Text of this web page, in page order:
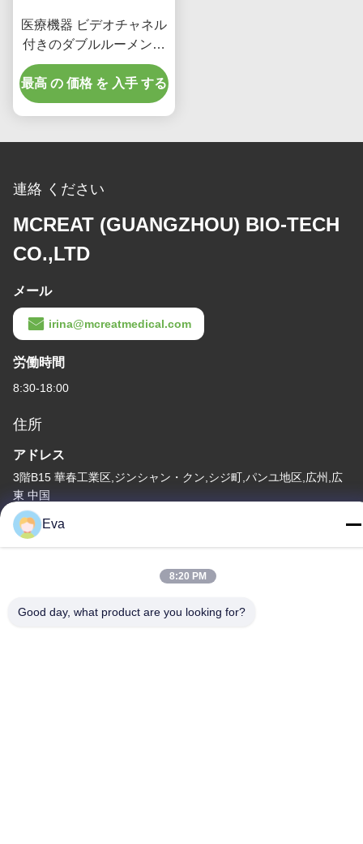
医療機器 ビデオチャネル
付きのダブルルーメン内
気管
最高 の 価格 を 入手 する
連絡 ください
MCREAT (GUANGZHOU) BIO-TECH
CO.,LTD
メール
irina@mcreatmedical.com
労働時間
8:30-18:00
住所
アドレス
3階B15 華春工業区,ジンシャン・クン,シジ町,パンユ地区,広州,広
東 中国
テレ
86-020-3156-0583
Eva
8:20 PM
Good day, what product are you looking for?